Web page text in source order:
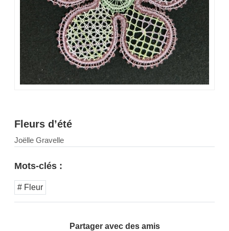
Fleurs d’été
Joëlle Gravelle
Mots-clés :
# Fleur
Partager avec des amis